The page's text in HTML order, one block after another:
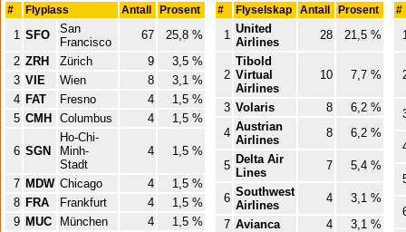
# Flyplass Antall Prosent
1 SFO
San
Francisco
67
25,8 %
2 ZRH Zürich 9
3,5 %
3 VIE Wien 8
3,1 %
4 FAT Fresno 4
1,5 %
5 CMH Columbus 4 1,5 %
6 SGN
Ho-Chi-
Minh-
Stadt
4 1,5 %
7 MDW Chicago 4
1,5 %
8 FRA Frankfurt 4
1,5 %
9 MUC München 4
1,5 %
# Flyselskap Antall Prosent
1 United
Airlines
28 21,5 %
2
Tibold
Virtual
Airlines
10 7,7 %
3 Volaris 8
6,2 %
4 Austrian
Airlines
8 6,2 %
5 Delta Air
Lines
7 5,4 %
6 Southwest
Airlines
4
3,1 %
7 Avianca 4
3,1 %
#